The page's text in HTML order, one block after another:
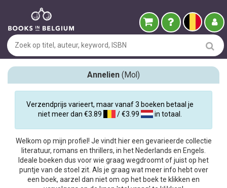
Annelien (Mol)
Verzendprijs varieert, maar vanaf 3 boeken betaal je
niet meer dan €3.89
/ €3.99 in totaal.
Welkom op mijn profiel! Je vindt hier een gevarieerde collectie
literatuur, romans en thrillers, in het Nederlands en Engels.
Ideale boeken dus voor wie graag wegdroomt of juist op het
puntje van de stoel zit. Als je graag wat meer info hebt over
een boek, aarzel dan niet om op het boek te klikken en